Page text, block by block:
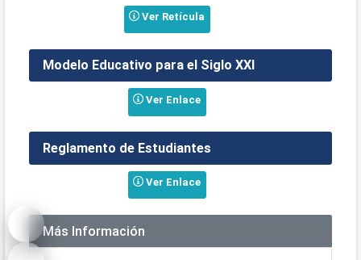
Ver Retícula
Modelo Educativo para el Siglo XXI
Ver Enlace
Reglamento de Estudiantes
Ver Enlace
Más Información